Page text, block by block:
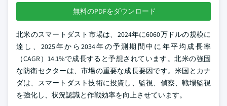
無料のPDFをダウンロード
北米のスマートダスト市場は、2024年に6060万ドルの規模に
達し、2025年から2034年の予測期間中に年平均成長率
（CAGR）14.1%で成長すると予想されています。北米の強固
な防衛セクターは、市場の重要な成長要因です。米国とカナ
ダは、スマートダスト技術に投資し、監視、偵察、戦場監視
を強化し、状況認識と作戦効率を向上させています。